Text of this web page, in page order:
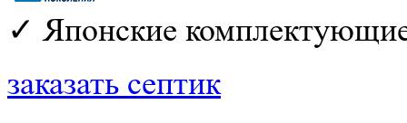
✓ Японские
заказать септик